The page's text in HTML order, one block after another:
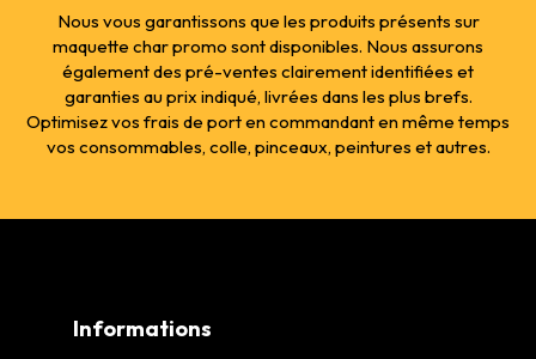
Nous vous garantissons que les produits présents sur
maquette char promo sont disponibles. Nous assurons
également des pré-ventes clairement identifiées et
garanties au prix indiqué, livrées dans les plus brefs.
Optimisez vos frais de port en commandant en même temps
vos consommables, colle, pinceaux, peintures et autres.
Informations